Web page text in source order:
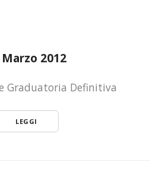
Marzo 2012
Graduatoria Definitiva
LEGGI